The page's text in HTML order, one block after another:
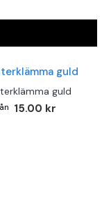
guld
15.00 kr